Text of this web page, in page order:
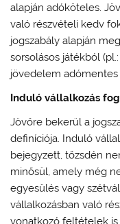
alapján adóköteles.
való részvételi kedv
jogszabály alapján
sorsolásos játékból
jövedelem adómentes
Induló vállalkozás
Jövőre bekerül a
definíciója. Induló
bejegyzett, tőzsdén
minősül, amely még
egyesülés vagy
vállalkozásban való